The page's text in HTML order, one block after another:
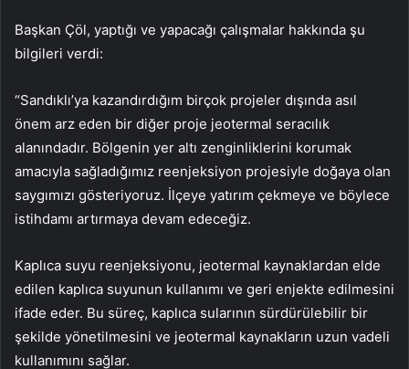
Başkan Çöl, yaptığı ve yapacağı çalışmalar hakkında şu
bilgileri verdi:
“Sandıklı’ya kazandırdığım birçok projeler dışında asıl
önem arz eden bir diğer proje jeotermal seracılık
alanındadır. Bölgenin yer altı zenginliklerini korumak
amacıyla sağladığımız reenjeksiyon projesiyle doğaya olan
saygımızı gösteriyoruz. İlçeye yatırım çekmeye ve böylece
istihdamı artırmaya devam edeceğiz.
Kaplıca suyu reenjeksiyonu, jeotermal kaynaklardan elde
edilen kaplıca suyunun kullanımı ve geri enjekte edilmesini
ifade eder. Bu süreç, kaplıca sularının sürdürülebilir bir
şekilde yönetilmesini ve jeotermal kaynakların uzun vadeli
kullanımını sağlar.